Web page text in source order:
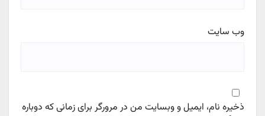
وب‌ سایت
ذخیره نام، ایمیل و وبسایت من در مرورگر برای زمانی که دوباره